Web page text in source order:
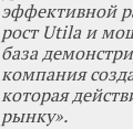
эффективной
рост Utila и
база
компания
которая
рынку».